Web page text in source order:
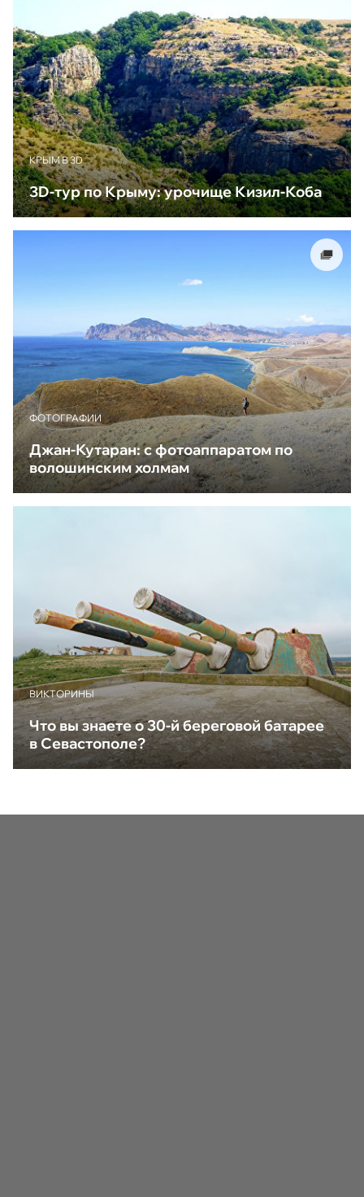
КРЫМ В 3D
3D-тур по Крыму: урочище Кизил-Коба
ФОТОГРАФИИ
Джан-Кутаран: с фотоаппаратом по
волошинским холмам
ВИКТОРИНЫ
Что вы знаете о 30-й береговой батарее
в Севастополе?